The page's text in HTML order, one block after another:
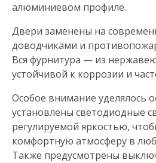
алюминиевом профиле.
Двери заменены на
доводчиками и
Вся фурнитура — из
устойчивой к коррозии и
Особое внимание уделялось
установлены светодиодные
регулируемой яркостью,
комфортную атмосферу в
Также предусмотрены